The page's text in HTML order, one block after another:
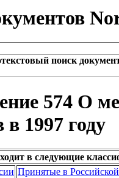
поиск
574 О
в 1997 году
в следующие
Принятые в